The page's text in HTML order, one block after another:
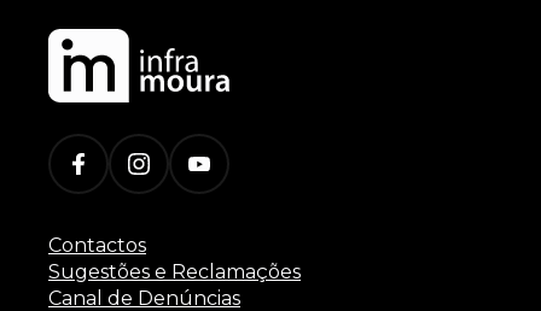
Contactos
Sugestões e Reclamações
Canal de Denúncias